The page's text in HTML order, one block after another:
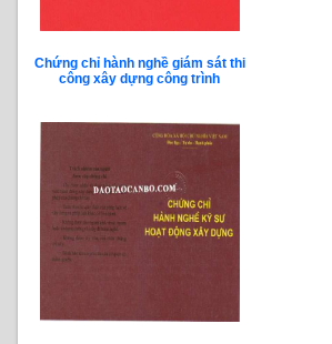
Chứng chỉ hành nghề giám sát thi
công xây dựng công trình